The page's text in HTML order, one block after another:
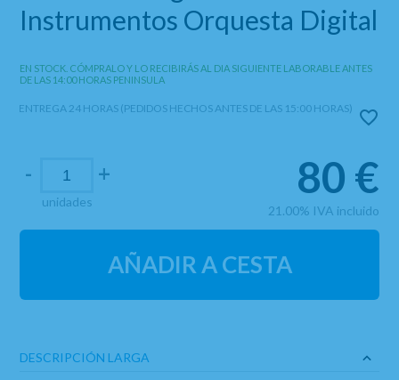
Instrumentos Orquesta Digital
EN STOCK. CÓMPRALO Y LO RECIBIRÁS AL DIA SIGUIENTE LABORABLE ANTES
DE LAS 14:00 HORAS PENINSULA
ENTREGA 24 HORAS (PEDIDOS HECHOS ANTES DE LAS 15:00 HORAS)
-
unidades
+ 80 €
21.00% IVA incluido
AÑADIR A CESTA
DESCRIPCIÓN LARGA